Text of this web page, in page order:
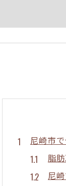
尼崎市
脂
尼